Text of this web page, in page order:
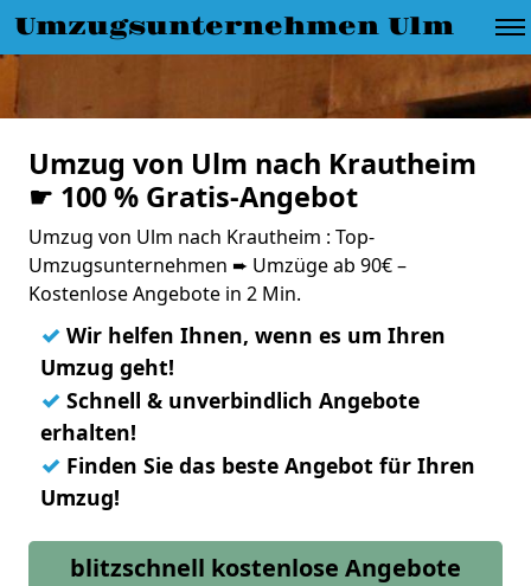
Umzugsunternehmen Ulm
Umzug von Ulm nach Krautheim
☛ 100 % Gratis-Angebot
Umzug von Ulm nach Krautheim : Top-
Umzugsunternehmen ➨ Umzüge ab 90€ –
Kostenlose Angebote in 2 Min.
✓ Wir helfen Ihnen, wenn es um Ihren
Umzug geht!
✓ Schnell & unverbindlich Angebote
erhalten!
✓ Finden Sie das beste Angebot für Ihren
Umzug!
blitzschnell kostenlose Angebote